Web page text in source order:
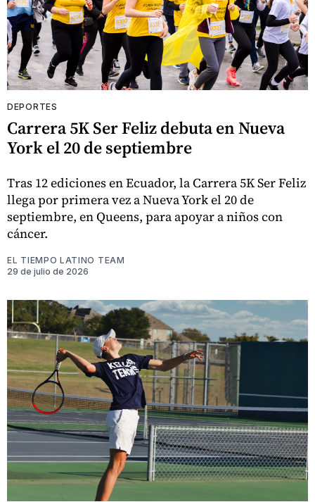
DEPORTES
Carrera 5K Ser Feliz debuta en Nueva
York el 20 de septiembre
Tras 12 ediciones en Ecuador, la Carrera 5K Ser Feliz
llega por primera vez a Nueva York el 20 de
septiembre, en Queens, para apoyar a niños con
cáncer.
EL TIEMPO LATINO TEAM
29 de julio de 2026